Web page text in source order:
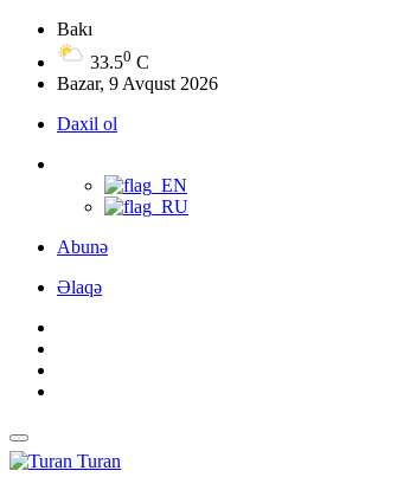
Bakı
33.50 C
Bazar, 9 Avqust 2026
Daxil ol
Abunə
Əlaqə
Turan